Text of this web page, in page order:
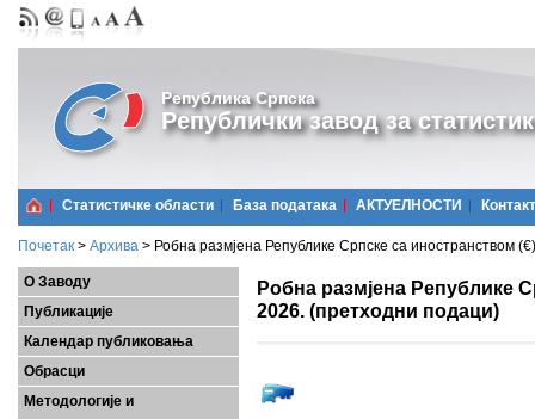
Република Српска
Републички завод за
Статистичке области Базa података АКТУЕЛНОСТИ Контакт
Почетак > Архива > Робна размјена Републике Српске са иностранством
О Заводу
Публикације
Календар публиковања
Обрасци
Методологије и
Робна размјена Републике
2026. (претходни подаци)